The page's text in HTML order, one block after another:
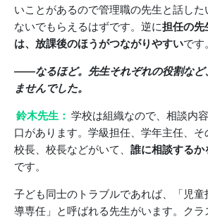
いことがあるので管理職の先生と話し
ないでもらえるはずです。逆に担任の先
は、放課後のほうがつながりやすいです
――なるほど。先生それぞれの役割など
ませんでした。
鈴木先生： 学校は組織なので、相談内
口があります。学級担任、学年主任、そ
校長、校長などがいて、 誰に相談するか
です。
子ども同士のトラブルであれば、「児
導専任」と呼ばれる先生がいます。ク